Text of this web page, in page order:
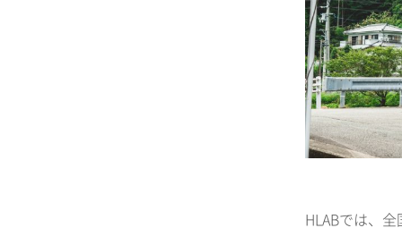
HLABでは、全